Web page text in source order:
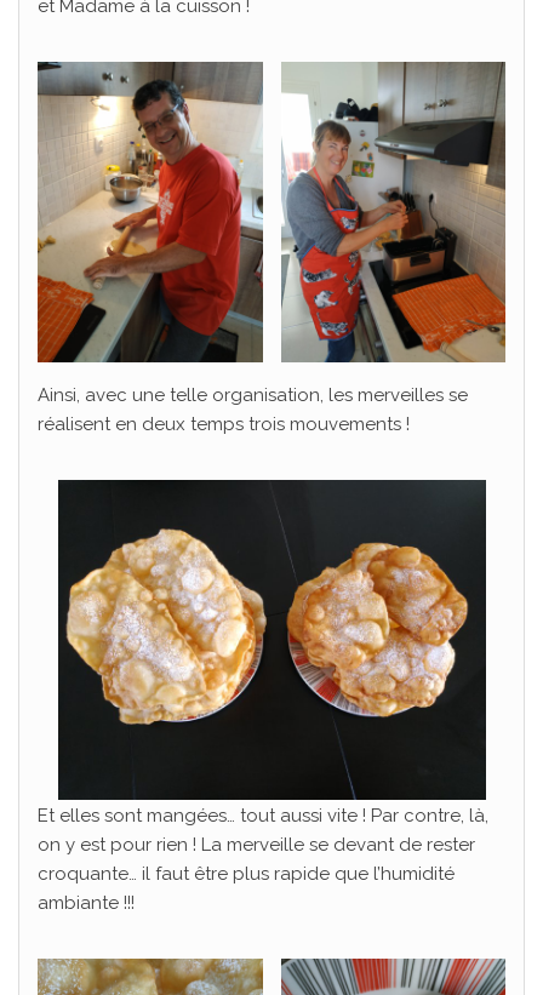
et Madame à la cuisson !
Ainsi, avec une telle organisation, les merveilles se
réalisent en deux temps trois mouvements !
Et elles sont mangées… tout aussi vite ! Par contre, là,
on y est pour rien ! La merveille se devant de rester
croquante… il faut être plus rapide que l’humidité
ambiante !!!